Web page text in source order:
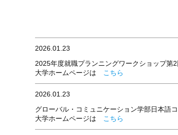
2026.01.23
2025年度就職プランニングワークショップ
大学ホームページは
こちら
2026.01.23
グローバル・コミュニケーション学部日本語
大学ホームページは
こちら